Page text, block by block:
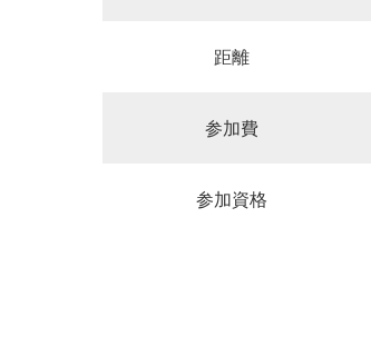
距離
参加費
参加資格